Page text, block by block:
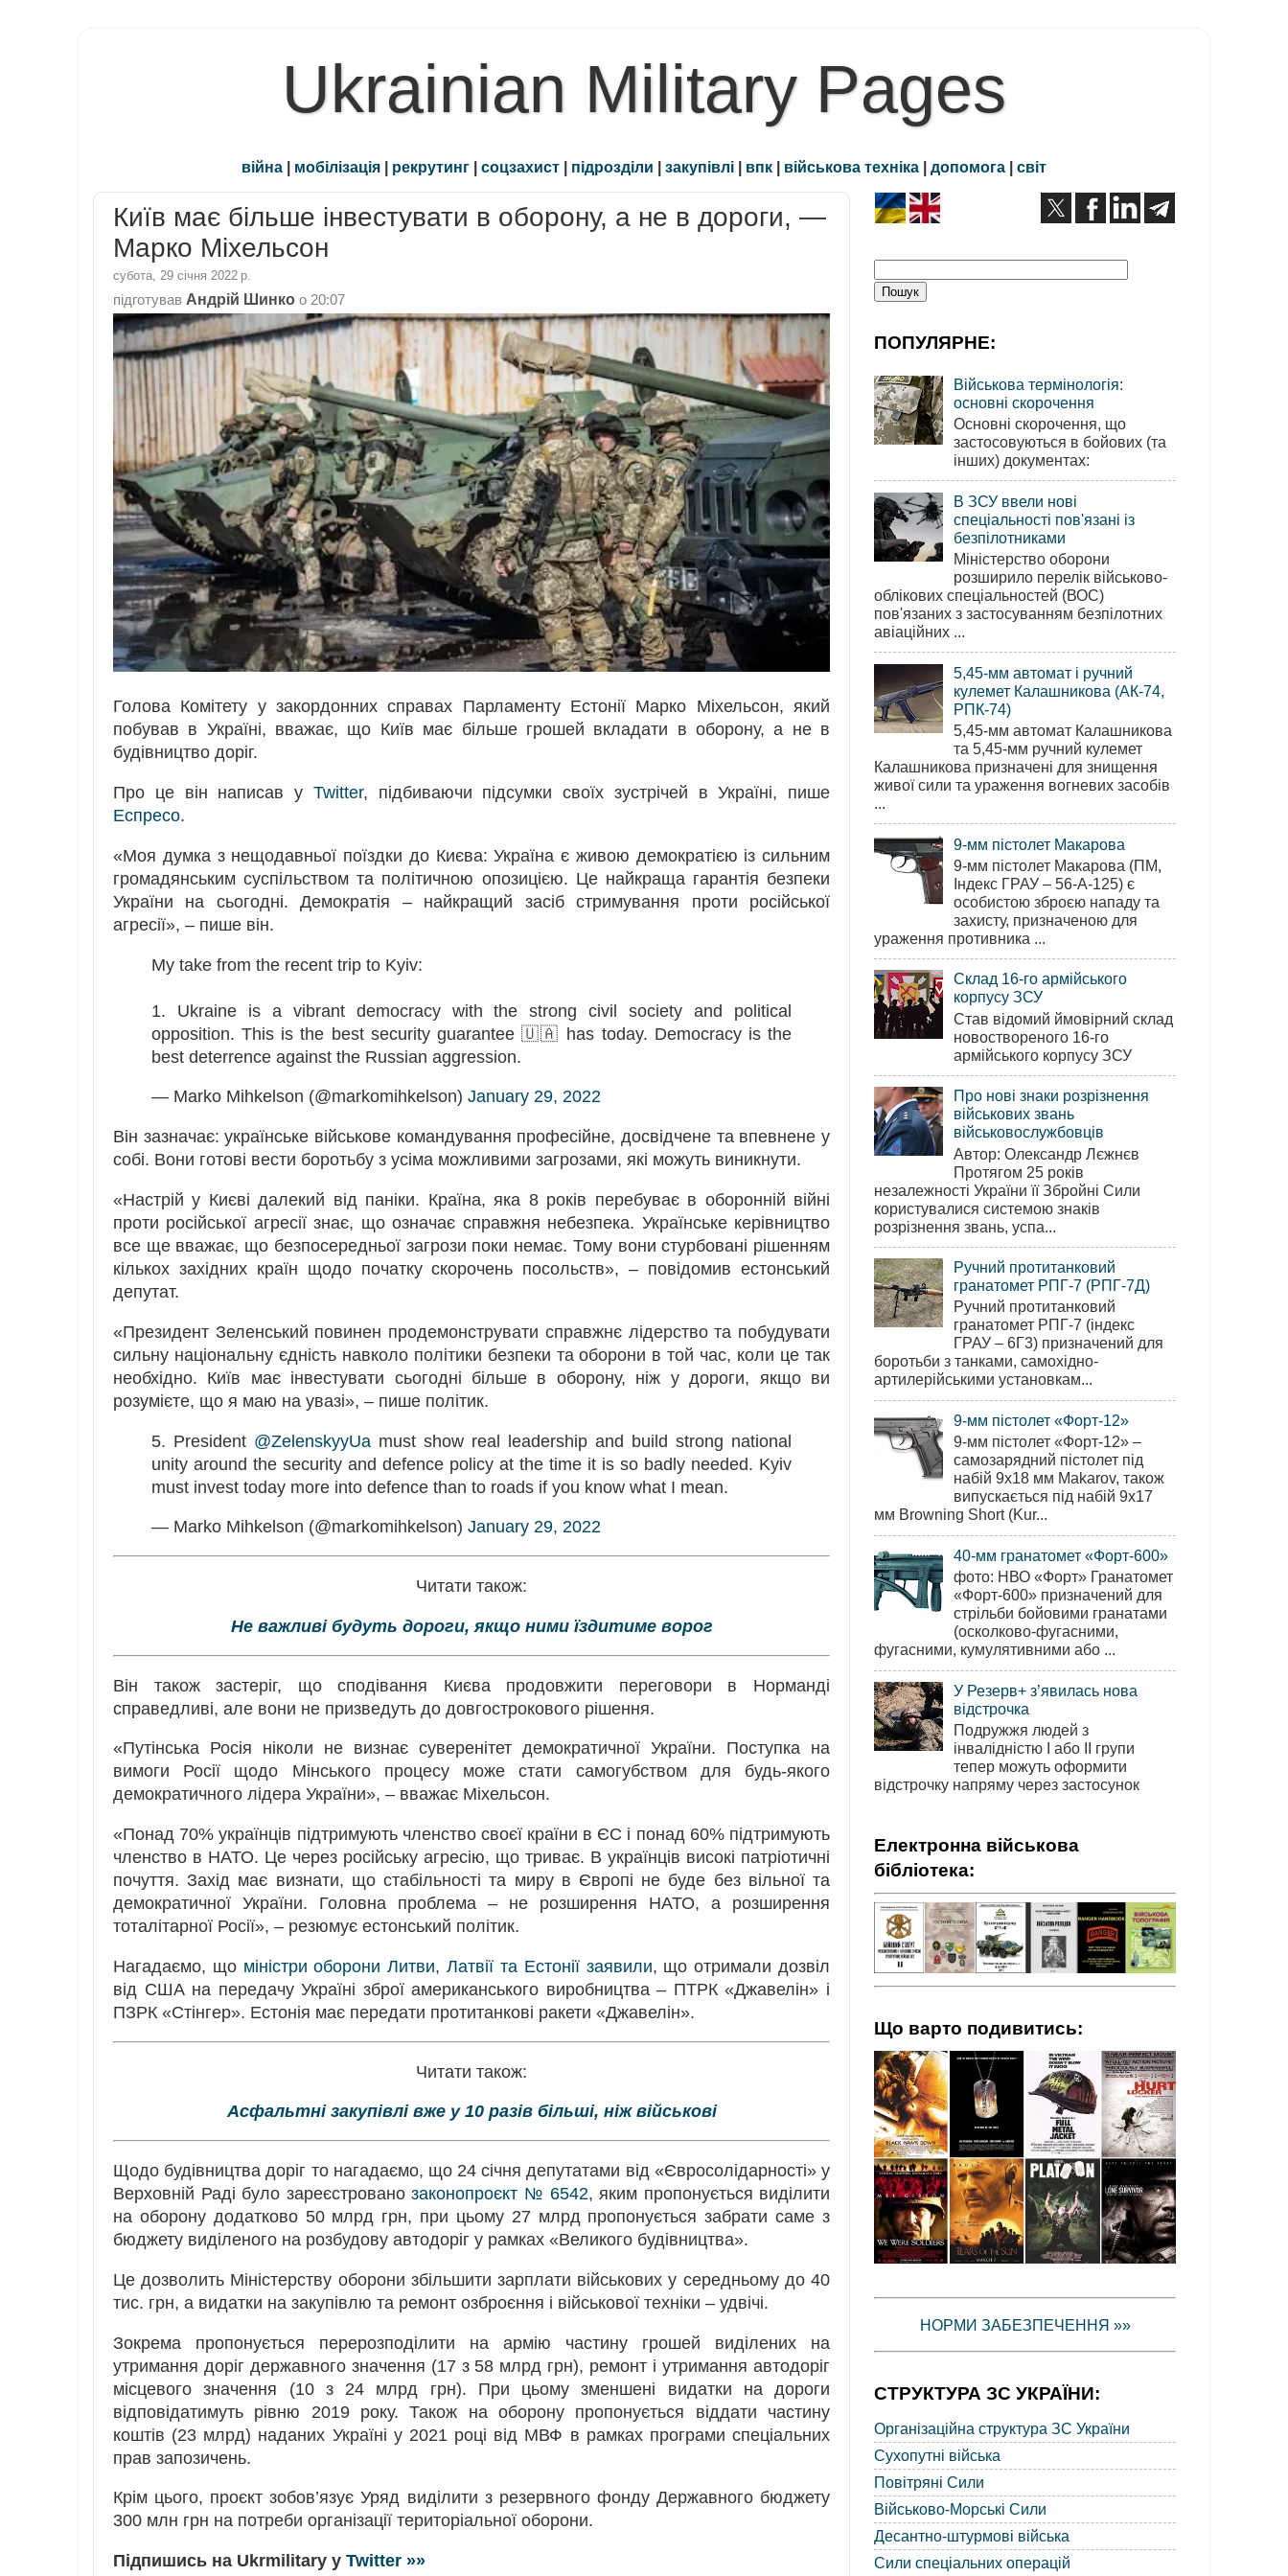
Ukrainian Military Pages
війна | мобілізація | рекрутинг | соцзахист | підрозділи | закупівлі | впк | військова техніка | допомога | світ
Київ має більше інвестувати в оборону, а не в дороги, —
Марко Міхельсон
субота, 29 січня 2022 р.
підготував Андрій Шинко о 20:07
Голова Комітету у закордонних справах Парламенту Естонії Марко Міхельсон, який
побував в Україні, вважає, що Київ має більше грошей вкладати в оборону, а не в
будівництво доріг.
Про це він написав у Twitter, підбиваючи підсумки своїх зустрічей в Україні, пише
Еспресо.
«Моя думка з нещодавньої поїздки до Києва: Україна є живою демократією із сильним
громадянським суспільством та політичною опозицією. Це найкраща гарантія безпеки
України на сьогодні. Демократія – найкращий засіб стримування проти російської
агресії», – пише він.
My take from the recent trip to Kyiv:
1. Ukraine is a vibrant democracy with the strong civil society and political
opposition. This is the best security guarantee 🇺🇦 has today. Democracy is the
best deterrence against the Russian aggression.
— Marko Mihkelson (@markomihkelson) January 29, 2022
Він зазначає: українське військове командування професійне, досвідчене та впевнене у
собі. Вони готові вести боротьбу з усіма можливими загрозами, які можуть виникнути.
«Настрій у Києві далекий від паніки. Країна, яка 8 років перебуває в оборонній війні
проти російської агресії знає, що означає справжня небезпека. Українське керівництво
все ще вважає, що безпосередньої загрози поки немає. Тому вони стурбовані рішенням
кількох західних країн щодо початку скорочень посольств», – повідомив естонський
депутат.
«Президент Зеленський повинен продемонструвати справжнє лідерство та побудувати
сильну національну єдність навколо політики безпеки та оборони в той час, коли це так
необхідно. Київ має інвестувати сьогодні більше в оборону, ніж у дороги, якщо ви
розумієте, що я маю на увазі», – пише політик.
5. President @ZelenskyyUa must show real leadership and build strong national
unity around the security and defence policy at the time it is so badly needed. Kyiv
must invest today more into defence than to roads if you know what I mean.
— Marko Mihkelson (@markomihkelson) January 29, 2022
Читати також:
Не важливі будуть дороги, якщо ними їздитиме ворог
Він також застеріг, що сподівання Києва продовжити переговори в Норманді
справедливі, але вони не призведуть до довгострокового рішення.
«Путінська Росія ніколи не визнає суверенітет демократичної України. Поступка на
вимоги Росії щодо Мінського процесу може стати самогубством для будь-якого
демократичного лідера України», – вважає Міхельсон.
«Понад 70% українців підтримують членство своєї країни в ЄС і понад 60% підтримують
членство в НАТО. Це через російську агресію, що триває. В українців високі патріотичні
почуття. Захід має визнати, що стабільності та миру в Європі не буде без вільної та
демократичної України. Головна проблема – не розширення НАТО, а розширення
тоталітарної Росії», – резюмує естонський політик.
Нагадаємо, що міністри оборони Литви, Латвії та Естонії заявили, що отримали дозвіл
від США на передачу Україні зброї американського виробництва – ПТРК «Джавелін» і
ПЗРК «Стінгер». Естонія має передати протитанкові ракети «Джавелін».
Читати також:
Асфальтні закупівлі вже у 10 разів більші, ніж військові
Щодо будівництва доріг то нагадаємо, що 24 січня депутатами від «Євросолідарності» у
Верховній Раді було зареєстровано законопроєкт № 6542, яким пропонується виділити
на оборону додатково 50 млрд грн, при цьому 27 млрд пропонується забрати саме з
бюджету виділеного на розбудову автодоріг у рамках «Великого будівництва».
Це дозволить Міністерству оборони збільшити зарплати військових у середньому до 40
тис. грн, а видатки на закупівлю та ремонт озброєння і військової техніки – удвічі.
Зокрема пропонується перерозподілити на армію частину грошей виділених на
утримання доріг державного значення (17 з 58 млрд грн), ремонт і утримання автодоріг
місцевого значення (10 з 24 млрд грн). При цьому зменшені видатки на дороги
відповідатимуть рівню 2019 року. Також на оборону пропонується віддати частину
коштів (23 млрд) наданих Україні у 2021 році від МВФ в рамках програми спеціальних
прав запозичень.
Крім цього, проєкт зобов’язує Уряд виділити з резервного фонду Державного бюджету
300 млн грн на потреби організації територіальної оборони.
Підпишись на Ukrmilitary у Twitter »»
ПОПУЛЯРНЕ:
Військова термінологія:
основні скорочення
Основні скорочення, що
застосовуються в бойових (та
інших) документах:
В ЗСУ ввели нові
спеціальності пов'язані із
безпілотниками
Міністерство оборони
розширило перелік військово-
облікових спеціальностей (ВОС)
пов'язаних з застосуванням безпілотних
авіаційних ...
5,45-мм автомат і ручний
кулемет Калашникова (АК-74,
РПК-74)
5,45-мм автомат Калашникова
та 5,45-мм ручний кулемет
Калашникова призначені для знищення
живої сили та ураження вогневих засобів
...
9-мм пістолет Макарова
9-мм пістолет Макарова (ПМ,
Індекс ГРАУ – 56-А-125) є
особистою зброєю нападу та
захисту, призначеною для
ураження противника ...
Склад 16-го армійського
корпусу ЗСУ
Став відомий ймовірний склад
новоствореного 16-го
армійського корпусу ЗСУ
Про нові знаки розрізнення
військових звань
військовослужбовців
Автор: Олександр Лєжнєв
Протягом 25 років
незалежності України її Збройні Сили
користувалися системою знаків
розрізнення звань, успа...
Ручний протитанковий
гранатомет РПГ-7 (РПГ-7Д)
Ручний протитанковий
гранатомет РПГ-7 (індекс
ГРАУ – 6Г3) призначений для
боротьби з танками, самохідно-
артилерійськими установкам...
9-мм пістолет «Форт-12»
9-мм пістолет «Форт-12» –
самозарядний пістолет під
набій 9х18 мм Makarov, також
випускається під набій 9х17
мм Browning Short (Kur...
40-мм гранатомет «Форт-600»
фото: НВО «Форт» Гранатомет
«Форт-600» призначений для
стрільби бойовими гранатами
(осколково-фугасними,
фугасними, кумулятивними або ...
У Резерв+ з’явилась нова
відстрочка
Подружжя людей з
інвалідністю І або ІІ групи
тепер можуть оформити
відстрочку напряму через застосунок
Електронна військова
бібліотека:
Що варто подивитись:
НОРМИ ЗАБЕЗПЕЧЕННЯ »»
СТРУКТУРА ЗС УКРАЇНИ:
Організаційна структура ЗС України
Сухопутні війська
Повітряні Сили
Військово-Морські Сили
Десантно-штурмові війська
Сили спеціальних операцій